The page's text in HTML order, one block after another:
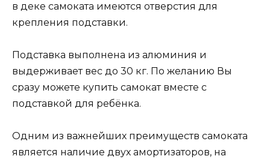
в деке самоката имеются отверстия для
крепления подставки.
Подставка выполнена из алюминия и
выдерживает вес до 30 кг. По желанию Вы
сразу можете купить самокат вместе с
подставкой для ребёнка.
Одним из важнейших преимуществ самоката
является наличие двух амортизаторов, на